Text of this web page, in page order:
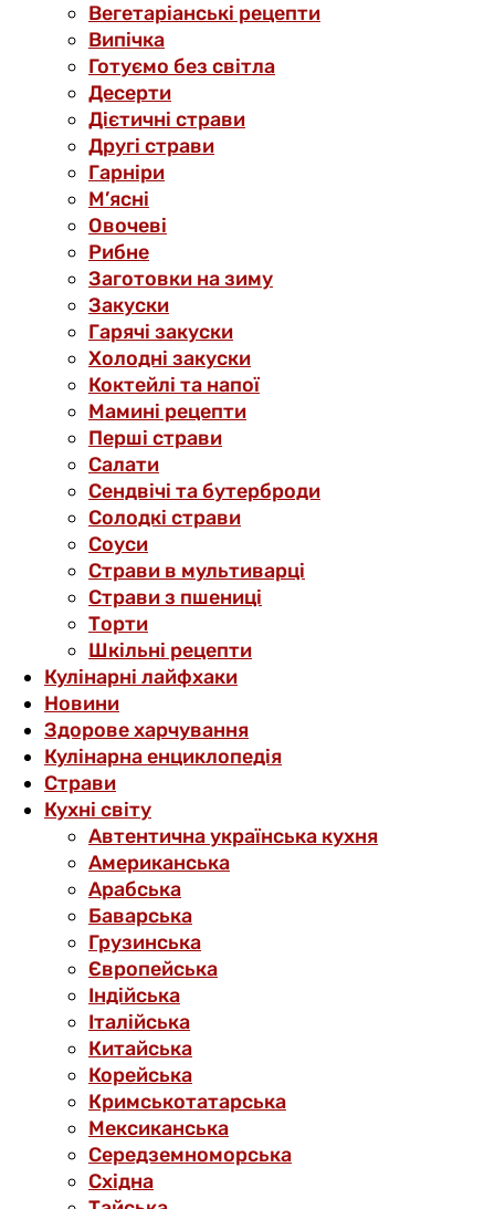
Вегетаріанські рецепти
Випічка
Готуємо без світла
Десерти
Дієтичні страви
Другі страви
Гарніри
М’ясні
Овочеві
Рибне
Заготовки на зиму
Закуски
Гарячі закуски
Холодні закуски
Коктейлі та напої
Мамині рецепти
Перші страви
Салати
Сендвічі та бутерброди
Солодкі страви
Соуси
Страви в мультиварці
Страви з пшениці
Торти
Шкільні рецепти
Кулінарні лайфхаки
Новини
Здорове харчування
Кулінарна енциклопедія
Страви
Кухні світу
Автентична українська кухня
Американська
Арабська
Баварська
Грузинська
Європейська
Індійська
Італійська
Китайська
Корейська
Кримськотатарська
Мексиканська
Середземноморська
Східна